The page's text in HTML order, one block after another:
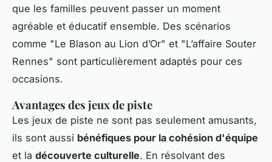
que les familles peuvent passer un moment
agréable et éducatif ensemble. Des scénarios
comme "Le Blason au Lion d’Or" et "L’affaire Souter
Rennes" sont particulièrement adaptés pour ces
occasions.
Avantages des jeux de piste
Les jeux de piste ne sont pas seulement amusants,
ils sont aussi bénéfiques pour la cohésion d'équipe
et la découverte culturelle. En résolvant des